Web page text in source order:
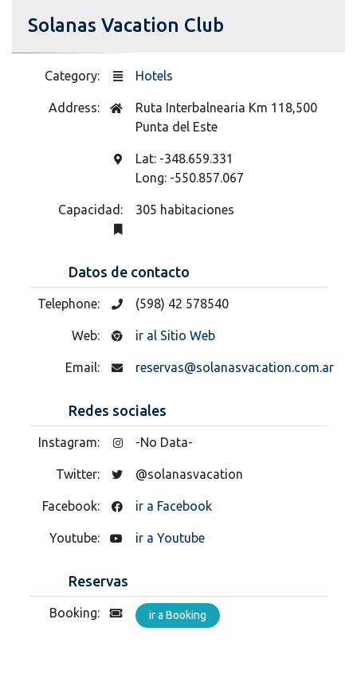
Solanas Vacation Club
Category: Hotels
Address:
Ruta Interbalnearia Km 118,500
Punta del Este
Lat: -348.659.331
Long: -550.857.067
Capacidad: 305 habitaciones
Datos de contacto
Telephone: (598) 42 578540
Web: ir al Sitio Web
Email: reservas@solanasvacation.com.ar
Redes sociales
Instagram: -No Data-
Twitter: @solanasvacation
Facebook: ir a Facebook
Youtube: ir a Youtube
Reservas
Booking: ir a Booking